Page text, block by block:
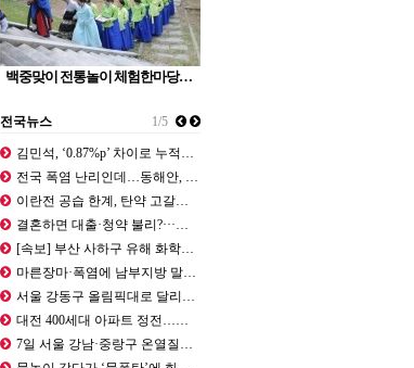
백중맞이 전통놀이 체험한마당…
1/5
전국뉴스
김민석, ‘0.87%p’ 차이로 누적…
전국 폭염 난리인데…동해안, 태풍 돌…
이란전 공습 한계, 탄약 고갈… "美…
결혼하면 대출·청약 불리?···이 대…
[속보] 부산 사하구 유해 화학물질 …
마른장마·폭염에 남부지방 말라간다 -…
서울 강동구 올림픽대로 달리던 SUV…
대전 400세대 아파트 정전…주민들 …
7일 서울 강남·중랑구 온열질환 사망…